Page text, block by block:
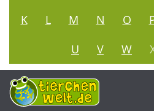
K
L M N O
U
V W